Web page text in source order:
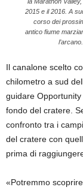
la Marathon
2015 e il 2016. A
corso dei
antico fiume
Il canalone scelto
chilometro a sud
guidare
fondo del cratere.
confronto tra i
del cratere con
prima di
«Potremmo